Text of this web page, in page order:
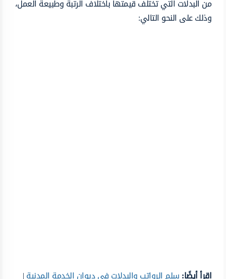
من البدلات التي تختلف قيمتها باختلاف الرتبة وطبيعة العمل،
وذلك على النحو التالي:
اقرأ أيضًا:سلم الرواتب والبدلات في ديوان الخدمة المدنية|